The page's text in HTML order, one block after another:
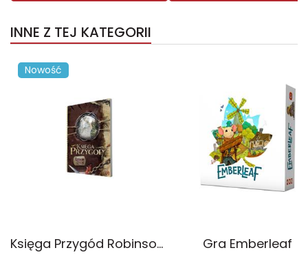
INNE Z TEJ KATEGORII
Nowość
Księga Przygód Robinson Crusoe Gra Emberleaf